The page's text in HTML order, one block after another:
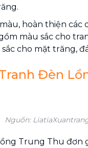
hoàn thiện các
màu sắc cho
cho mặt trăng,
Đèn
Nguồn:
Trung Thu đơn